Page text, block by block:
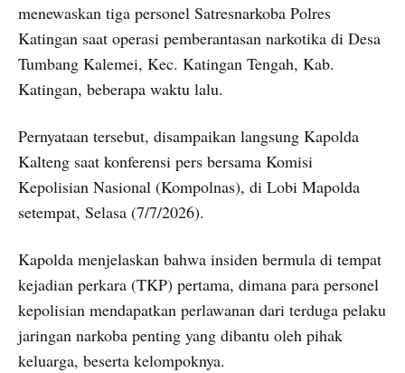
menewaskan tiga personel Satresnarkoba Polres
Katingan saat operasi pemberantasan narkotika di Desa
Tumbang Kalemei, Kec. Katingan Tengah, Kab.
Katingan, beberapa waktu lalu.
Pernyataan tersebut, disampaikan langsung Kapolda
Kalteng saat konferensi pers bersama Komisi
Kepolisian Nasional (Kompolnas), di Lobi Mapolda
setempat, Selasa (7/7/2026).
Kapolda menjelaskan bahwa insiden bermula di tempat
kejadian perkara (TKP) pertama, dimana para personel
kepolisian mendapatkan perlawanan dari terduga pelaku
jaringan narkoba penting yang dibantu oleh pihak
keluarga, beserta kelompoknya.